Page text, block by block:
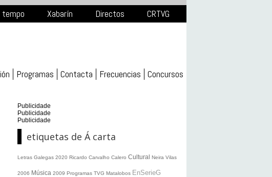
tempo Xabarín Directos CRTVG
Programas Contacta Frecuencias Concursos
Publicidade
Publicidade
Publicidade
etiquetas de Á carta
Letras Galegas 2020 Ricardo Carvalho Calero Cultural Neira Vilas
2006 Música 2009 Programas TVG Matalobos EnSerieG